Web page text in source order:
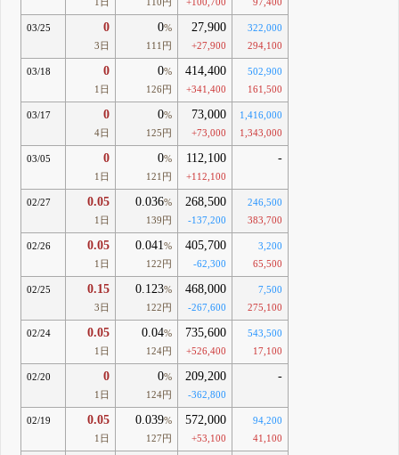
03/25 0
3日
0%
111円
27,900
+27,900
322,000
294,100
03/18 0
1日
0%
126円
414,400
+341,400
502,900
161,500
03/17 0
4日
0%
125円
73,000
+73,000
1,416,000
1,343,000
03/05 0
1日
0%
121円
112,100
+112,100
-
02/27 0.05
1日
0.036%
139円
268,500
-137,200
246,500
383,700
02/26 0.05
1日
0.041 %
122円
405,700
-62,300
3,200
65,500
02/25 0.15
3日
0.123%
122円
468,000
-267,600
7,500
275,100
02/24 0.05
1日
0.04%
124円
735,600
+526,400
543,500
17,100
02/20 0
1日
0%
124円
209,200
-362,800
-
02/19 0.05
1日
0.039%
127円
572,000
+53,100
94,200
41,100